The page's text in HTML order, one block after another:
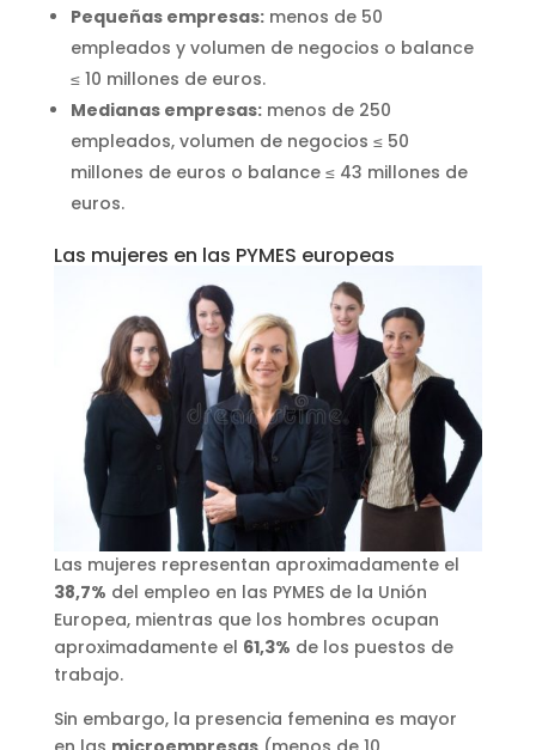
Pequeñas empresas:menos de 50
empleados y volumen de negocios o balance
≤ 10 millones de euros.
Medianas empresas:menos de 250
empleados, volumen de negocios ≤ 50
millones de euros o balance ≤ 43 millones de
euros.
Las mujeres en las PYMES europeas
Las mujeres representan aproximadamente el
38,7% del empleo en las PYMES de la Unión
Europea, mientras que los hombres ocupan
aproximadamente el 61,3% de los puestos de
trabajo.
Sin embargo, la presencia femenina es mayor